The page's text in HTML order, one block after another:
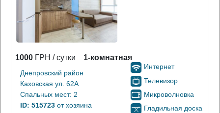
1000 ГРН / сутки 1-комнатная
Днепровский район
Каховская ул. 62А
Спальных мест: 2
ID: 515723 от хозяина
Интернет
Телевизор
Микроволновка
Гладильная доска